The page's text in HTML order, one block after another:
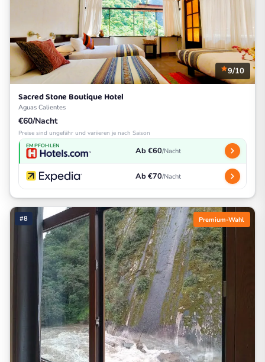
9/10
Sacred Stone Boutique Hotel
Aguas Calientes
€60/Nacht
Preise sind ungefähr und variieren je nach Saison
EMPFOHLEN Ab €60/Nacht
Ab €70/Nacht
#8 Premium-Wahl